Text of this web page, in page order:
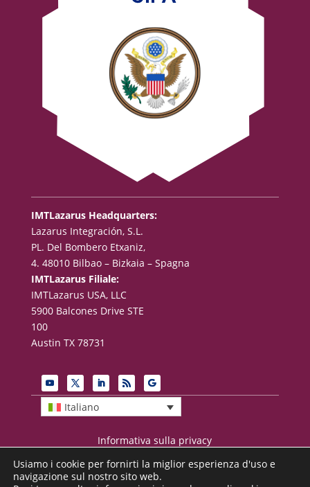
IMTLazarus Headquarters:
Lazarus Integración, S.L.
PL. Del Bombero Etxaniz,
4. 48010 Bilbao – Bizkaia – Spagna
IMTLazarus Filiale:
IMTLazarus USA, LLC
5900 Balcones Drive STE
100
Austin TX 78731
Italiano
Informativa sulla privacy
Avviso legale
Usiamo i cookie per fornirti la miglior esperienza d'uso e
navigazione sul nostro sito web.